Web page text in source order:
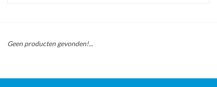
Over ons
Geen producten gevonden!...